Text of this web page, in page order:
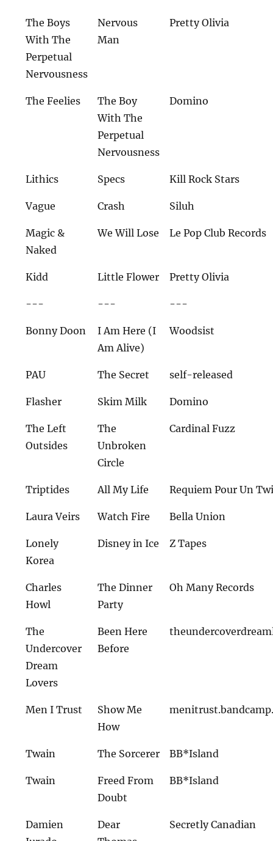
The Boys
With The
Perpetual
Nervousness
Nervous
Man
Pretty Olivia
The Feelies
The Boy
With The
Perpetual
Nervousness
Domino
Lithics Specs Kill Rock Stars
Vague Crash Siluh
Magic &
Naked
We Will Lose Le Pop Club Records
Kidd Little Flower Pretty Olivia
--- --- ---
Bonny Doon
I Am Here (I
Am Alive)
Woodsist
PAU The Secret self-released
Flasher Skim Milk Domino
The Left
Outsides
The
Unbroken
Circle
Cardinal Fuzz
Triptides All My Life Requiem Pour Un
Laura Veirs Watch Fire Bella Union
Lonely
Korea
Disney in Ice Z Tapes
Charles
Howl
The Dinner
Party
Oh Many Records
The
Undercover
Dream
Lovers
Been Here
Before
Men I Trust
Show Me
How
Twain The Sorcerer BB*Island
Twain
Freed From
Doubt
BB*Island
Damien
Dear
Secretly Canadian